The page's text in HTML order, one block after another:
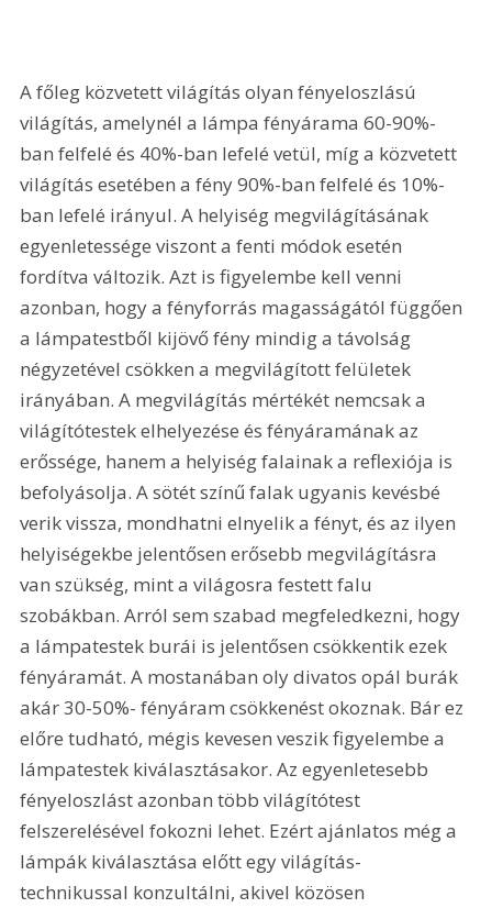
A főleg közvetett világítás olyan fényeloszlású
világítás, amelynél a lámpa fényárama 60-90%-
ban felfelé és 40%-ban lefelé vetül, míg a közvetett
világítás esetében a fény 90%-ban felfelé és 10%-
ban lefelé irányul. A helyiség megvilágításának
egyenletessége viszont a fenti módok esetén
fordítva változik. Azt is figyelembe kell venni
azonban, hogy a fényforrás magasságától függően
a lámpatestből kijövő fény mindig a távolság
négyzetével csökken a megvilágított felületek
irányában. A megvilágítás mértékét nemcsak a
világítótestek elhelyezése és fényáramának az
erőssége, hanem a helyiség falainak a reflexiója is
befolyásolja. A sötét színű falak ugyanis kevésbé
verik vissza, mondhatni elnyelik a fényt, és az ilyen
helyiségekbe jelentősen erősebb megvilágításra
van szükség, mint a világosra festett falu
szobákban. Arról sem szabad megfeledkezni, hogy
a lámpatestek burái is jelentősen csökkentik ezek
fényáramát. A mostanában oly divatos opál burák
akár 30-50%- fényáram csökkenést okoznak. Bár ez
előre tudható, mégis kevesen veszik figyelembe a
lámpatestek kiválasztásakor. Az egyenletesebb
fényeloszlást azonban több világítótest
felszerelésével fokozni lehet. Ezért ajánlatos még a
lámpák kiválasztása előtt egy világítás-
technikussal konzultálni, akivel közösen